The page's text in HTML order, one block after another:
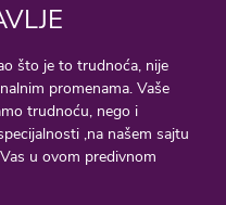
što je to trudnoća, nije
promenama. Vaše
trudnoću, nego i
,na našem sajtu
u ovom predivnom